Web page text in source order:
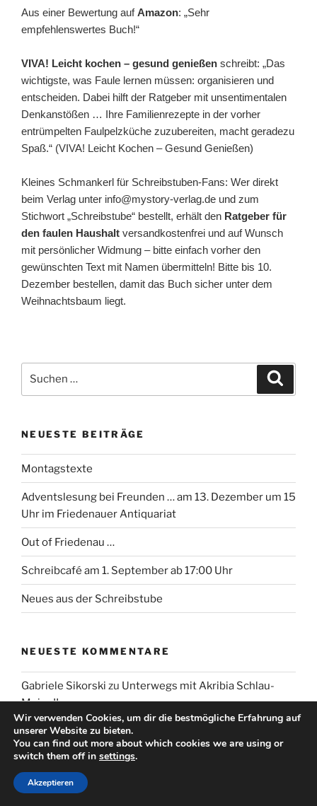
Aus einer Bewertung aufAmazon: „Sehr
empfehlenswertes Buch!“
VIVA! Leicht kochen – gesund genießen schreibt: „Das
wichtigste, was Faule lernen müssen: organisieren und
entscheiden. Dabei hilft der Ratgeber mit unsentimentalen
Denkanstößen … Ihre Familienrezepte in der vorher
entrümpelten Faulpelzküche zuzubereiten, macht geradezu
Spaß.“ (VIVA! Leicht Kochen – Gesund Genießen)
Kleines Schmankerl für Schreibstuben-Fans: Wer direkt
beim Verlag unter info@mystory-verlag.de und zum
Stichwort „Schreibstube“ bestellt, erhält den Ratgeber für
den faulen Haushalt versandkostenfrei und auf Wunsch
mit persönlicher Widmung – bitte einfach vorher den
gewünschten Text mit Namen übermitteln! Bitte bis 10.
Dezember bestellen, damit das Buch sicher unter dem
Weihnachtsbaum liegt.
nach:
NEUESTE BEITRÄGE
Montagstexte
Adventslesung bei Freunden … am 13. Dezember um 15
Uhr im Friedenauer Antiquariat
Out of Friedenau …
Schreibcafé am 1. September ab 17:00 Uhr
Neues aus der Schreibstube
NEUESTE KOMMENTARE
Gabriele Sikorski zu Unterwegs mit Akribia Schlau-
Meier II
AnonymzuUnterwegs mit Akribia Schlau-Meier II
AnonymzuRezepte vom Mauerkind: Hühnerherzen
Gabriele Sikorski
Wir verwenden Cookies, um dir die bestmögliche Erfahrung auf
unserer Website zu bieten.
You can find out more about which cookies we are using or
switch them off in settings.
Akzeptieren